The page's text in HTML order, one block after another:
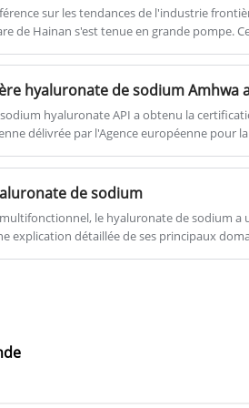
viscoelastic and water
of HA, besides its
biodegradability, and
has increased its
numerous medical and
applications."
sur les tendances de l'industrie
de Hainan s'est tenue en grande pompe.
en amont de haute qualité, d'excellents
ensemble la tendance future de
directeur d'Amhwa Biology et témoin de la
et a partagé le thème.
hyaluronate API a obtenu la
délivrée par l'Agence européenne pour
de sodium
le hyaluronate de sodium a
explication détaillée de ses principaux